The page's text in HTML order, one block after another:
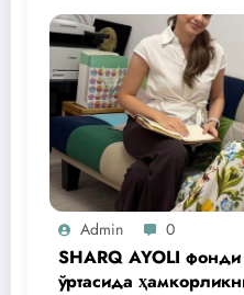
Admin 0
SHARQ AYOLI фонди
ўртасида